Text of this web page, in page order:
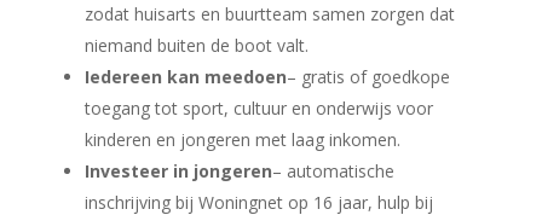
zodat huisarts en buurtteam samen zorgen dat
niemand buiten de boot valt.
Iedereen kan meedoen– gratis of goedkope
toegang tot sport, cultuur en onderwijs voor
kinderen en jongeren met laag inkomen.
Investeer in jongeren– automatische
inschrijving bij Woningnet op 16 jaar, hulp bij